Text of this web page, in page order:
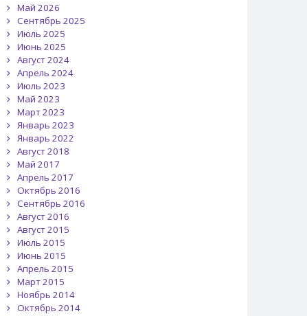
Май 2026
Сентябрь 2025
Июль 2025
Июнь 2025
Август 2024
Апрель 2024
Июль 2023
Май 2023
Март 2023
Январь 2023
Январь 2022
Август 2018
Май 2017
Апрель 2017
Октябрь 2016
Сентябрь 2016
Август 2016
Август 2015
Июль 2015
Июнь 2015
Апрель 2015
Март 2015
Ноябрь 2014
Октябрь 2014